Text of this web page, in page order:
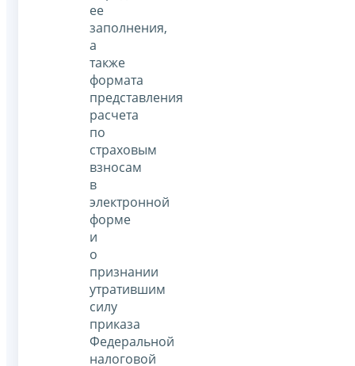
ее
заполнения,
а
также
формата
представления
расчета
по
страховым
взносам
в
электронной
форме
и
о
признании
утратившим
силу
приказа
Федеральной
налоговой